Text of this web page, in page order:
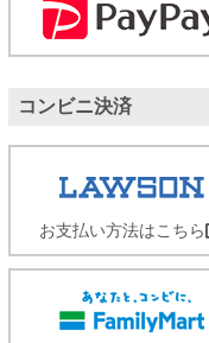
コンビニ決済
お支払い方法はこちら